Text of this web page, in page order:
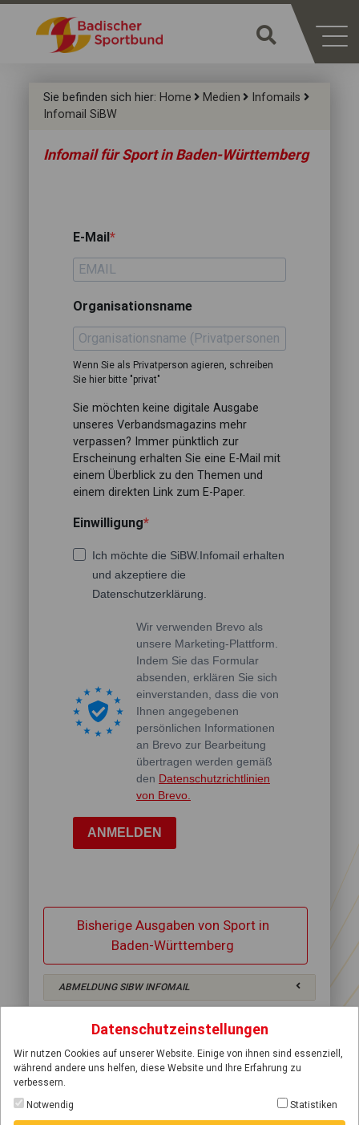
Datenschutzeinstellungen
Wir nutzen Cookies auf unserer Website. Einige von ihnen sind essenziell,
während andere uns helfen, diese Website und Ihre Erfahrung zu
verbessern.
Notwendig
Statistiken
Sie befinden sich hier: Home Medien
Infomails
Infomail SiBW
Infomail für Sport in Baden-Württemberg
E-Mail
Organisationsname
Wenn Sie als Privatperson agieren, schreiben
Sie hier bitte "privat"
Sie möchten keine digitale Ausgabe
unseres Verbandsmagazins mehr
verpassen? Immer pünktlich zur
Erscheinung erhalten Sie eine E-Mail mit
einem Überblick zu den Themen und
einem direkten Link zum E-Paper.
Einwilligung
Ich möchte die SiBW.Infomail erhalten
und akzeptiere die
Datenschutzerklärung.
Wir verwenden Brevo als
unsere Marketing-Plattform.
Indem Sie das Formular
absenden, erklären Sie sich
einverstanden, dass die von
Ihnen angegebenen
persönlichen Informationen
an Brevo zur Bearbeitung
übertragen werden gemäß
den Datenschutzrichtlinien
von Brevo.
ANMELDEN
Bisherige Ausgaben von Sport in
Baden-Württemberg
ABMELDUNG SIBW INFOMAIL